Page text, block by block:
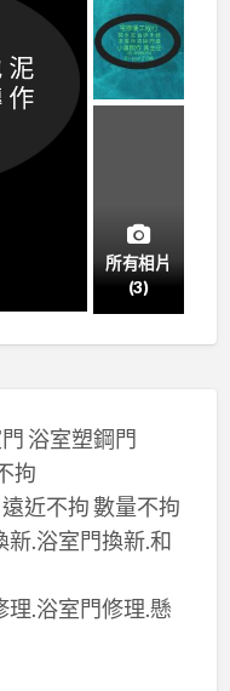
所有相片
(3)
浴室塑鋼門
拘
近不拘 數量不拘
.浴室門換新.和
.浴室門修理.懸